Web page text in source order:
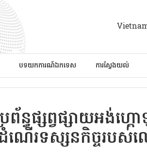
បទយកការណ៍ឯកទេស ការស្វែងយល់
ន្ធផ្សព្វផ្សាយអង់ហ្គ
ណើរទស្សនកិច្ចរបស់